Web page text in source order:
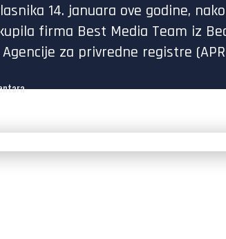
14. januara ove godine,
firma Best Media Team iz
za privredne registre